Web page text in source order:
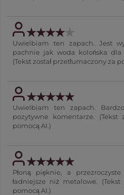
Uwielbiam ten zapach. Jest
pachnie jak woda kolońska dla
(Tekst został przetłumaczony za
Uwielbiam ten zapach.
pozytywne komentarze. (Tekst
pomocą AI.)
Płoną pięknie, a
ładniejsze niż metalowe. (Tekst
pomocą AI.)